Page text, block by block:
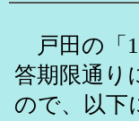
戸田の「
答期限通り
ので、以下